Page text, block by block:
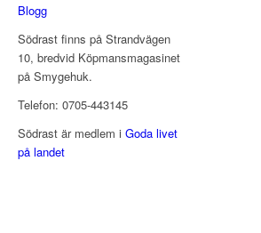
Blogg
Södrast finns på Strandvägen
10, bredvid Köpmansmagasinet
på Smygehuk.
Telefon: 0705-443145
Södrast är medlem iGoda livet
på landet